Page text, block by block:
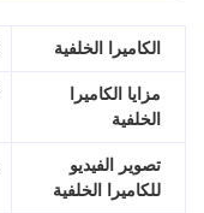
الكاميرا الخلفية
مزايا الكاميرا
الخلفية
تصوير الفيديو
للكاميرا الخلفية